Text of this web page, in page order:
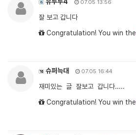
07.05 13:56
잘 보고 갑니다
Congratulation! You win the
슈퍼늑대 07.05 16:44
재미있는 글 잘보고 갑니다.....
Congratulation! You win the